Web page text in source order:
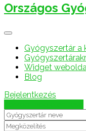
Országos
Gyógyszertár a
Widget
Blog
Bejelentkezés